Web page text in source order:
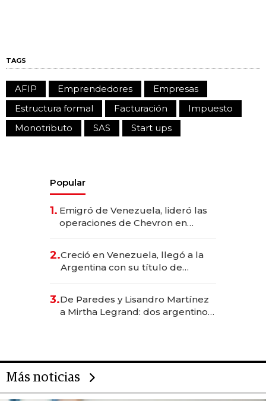
TAGS
AFIP Emprendedores
Empresas
Estructura formal
Facturación
Impuesto
Monotributo
SAS Start ups
Popular
1. Emigró de Venezuela, lideró las
operaciones de Chevron en
2.Creció en Venezuela, llegó a la
Argentina con su título de
las marcas "fast premium"
3.De Paredes y Lisandro Martínez
a Mirtha Legrand: dos argentinos
Más noticias